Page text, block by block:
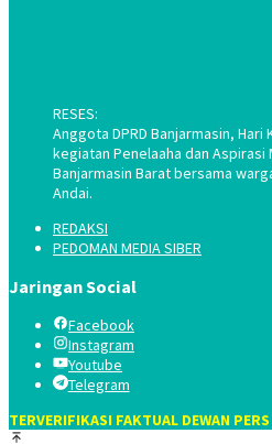
RESES:
Anggota DPRD Banjarmasin,
kegiatan Penelaaha dan Aspirasi
Banjarmasin Barat bersama
Andai.
REDAKSI
PEDOMAN MEDIA SIBER
Jaringan Social
Facebook
Instagram
Youtube
Telegram
TERVERIFIKASI FAKTUAL DEWAN PERS